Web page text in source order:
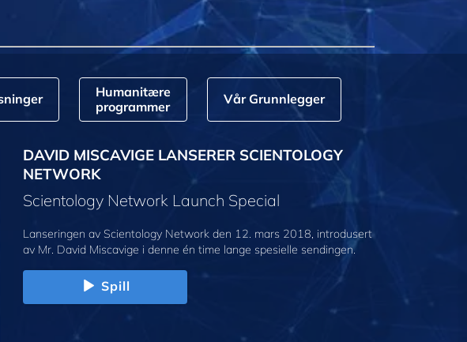
Humanitære
programmer
Vår Grunnlegger
DAVID MISCAVIGE LANSERER SCIENTOLOGY
NETWORK
Scientology Network Launch Special
Lanseringen av Scientology Network den 12. mars 2018, introdusert
av Mr. David Miscavige i denne én time lange spesielle sendingen.
Spill